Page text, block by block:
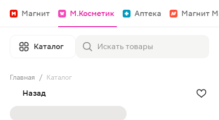
Магнит М.Косметик Аптека Магнит
Каталог
Главная / Каталог
Назад